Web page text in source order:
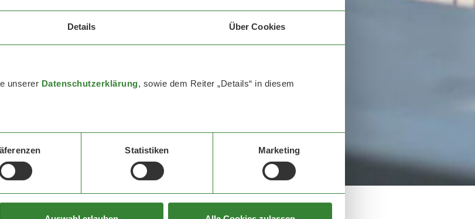
Details Über Cookies
unserer Datenschutzerklärung, sowie dem Reiter „Details“ in diesem
Statistiken Marketing